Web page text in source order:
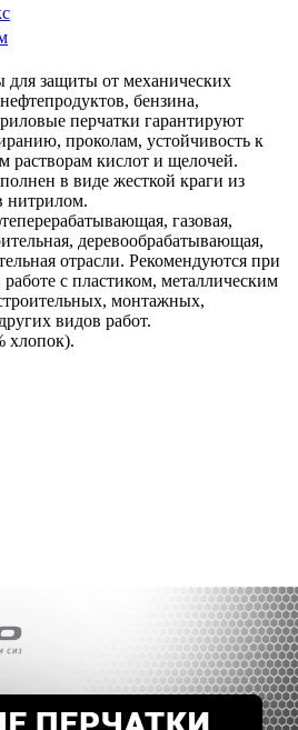
для защиты от механических
бензина,
перчатки гарантируют
проколам, устойчивость к
растворам кислот и щелочей.
в виде жесткой краги из
нитрилом.
газовая,
деревообрабатывающая,
отрасли. Рекомендуются при
с пластиком, металлическим
монтажных,
видов работ.
хлопок).